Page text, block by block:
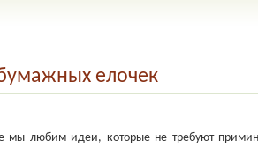
елочек
мы любим идеи, которые не требуют